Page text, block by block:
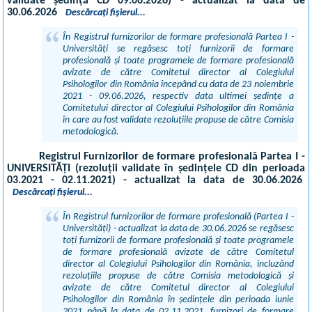
30.06.2026
Descărcați fișierul...
În Registrul furnizorilor de formare profesională Partea I -
Universități se regăsesc toți furnizorii de formare
profesională și toate programele de formare profesională
avizate de către Comitetul director al Colegiului
Psihologilor din România începând cu data de 23 noiembrie
2021 - 09.06.2026, respectiv data ultimei ședințe a
Comitetului director al Colegiului Psihologilor din România
în care au fost validate rezoluțiile propuse de către Comisia
metodologică.
Registrul Furnizorilor de formare profesională Partea I -
UNIVERSITĂȚI (rezoluții validate în ședințele CD din perioada
03.2021 - 02.11.2021) - actualizat la data de 30.06.2026
Descărcați fișierul...
În Registrul furnizorilor de formare profesională (Partea I -
Universități) - actualizat la data de 30.06.2026 se regăsesc
toți furnizorii de formare profesională și toate programele
de formare profesională avizate de către Comitetul
director al Colegiului Psihologilor din România, incluzând
rezoluțiile propuse de către Comisia metodologică și
avizate de către Comitetul director al Colegiului
Psihologilor din România în ședințele din perioada iunie